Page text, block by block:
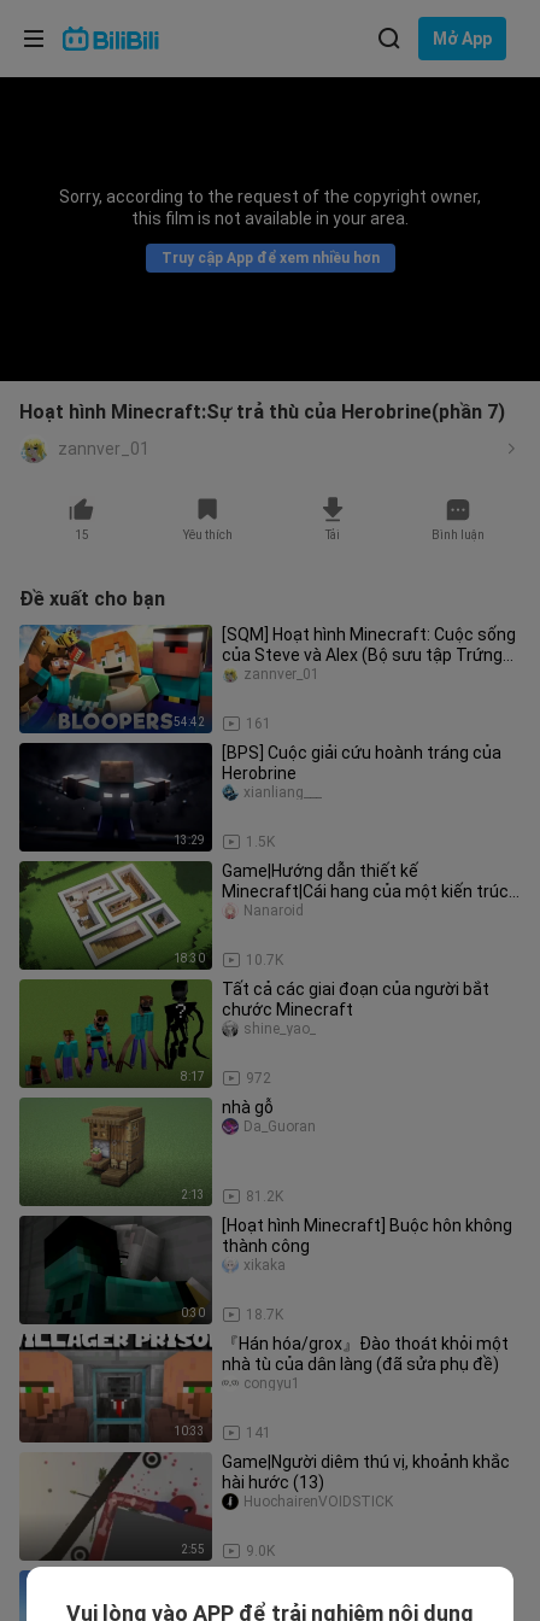
Mở App
Sorry, according to the request of the copyright owner,
this film is not available in your area.
Truy cập App để xem nhiều hơn
Hoạt hình Minecraft:Sự trả thù của Herobrine(phần 7)
zannver_01
15 Yêu thích Tải Bình luận
Đề xuất cho bạn
54:42
[SQM] Hoạt hình Minecraft: Cuộc sống
của Steve và Alex (Bộ sưu tập Trứng
Phục sinh)
161
zannver_01
13:29
[BPS] Cuộc giải cứu hoành tráng của
Herobrine
1.5K
xianliang___
18:30
Game|Hướng dẫn thiết kế
Minecraft|Cái hang của một kiến trúc
sư đào...
10.7K
Nanaroid
8:17
Tất cả các giai đoạn của người bắt
chước Minecraft
972
shine_yao_
2:13
nhà gỗ
81.2K
Da_Guoran
0:30
[Hoạt hình Minecraft] Buộc hôn không
thành công
18.7K
xikaka
10:33
『Hán hóa/grox』Đào thoát khỏi một
nhà tù của dân làng (đã sửa phụ đề)
141
congyu1
2:55
Game|Người diêm thú vị, khoảnh khắc
hài hước (13)
9.0K
HuochairenVOIDSTICK
HKheike
Vui lòng vào APP để trải nghiệm nội dung
Lựa chọn ngôn ngữ
Bahasa Indonesia